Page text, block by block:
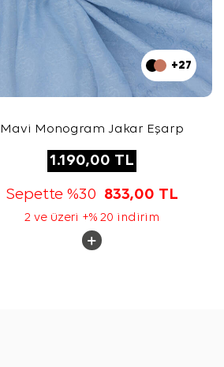
+27
Mavi Monogram Jakar Eşarp
1.190,00 TL
Sepette %30 833,00 TL
2 ve üzeri +% 20 indirim